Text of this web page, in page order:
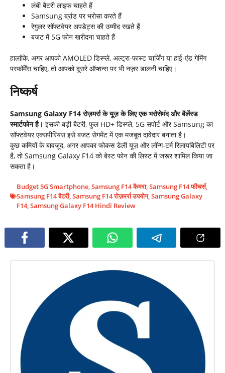
लंबी बैटरी लाइफ चाहते हैं
Samsung ब्रांड पर भरोसा करते हैं
रेगुलर सॉफ्टवेयर अपडेट्स की उम्मीद रखते हैं
बजट में 5G फोन खरीदना चाहते हैं
हालांकि, अगर आपको AMOLED डिस्प्ले, अल्ट्रा-फास्ट चार्जिंग या हाई-एंड गेमिंग
परफॉर्मेंस चाहिए, तो आपको दूसरे ऑप्शन्स पर भी नज़र डालनी चाहिए।
निष्कर्ष
Samsung Galaxy F14 रोज़मर्रा के यूज़ के लिए एक भरोसेमंद और बैलेंस्ड
स्मार्टफोन है। इसकी बड़ी बैटरी, फुल HD+ डिस्प्ले, 5G सपोर्ट और Samsung का
सॉफ्टवेयर एक्सपीरियंस इसे बजट सेगमेंट में एक मजबूत दावेदार बनाता है।
कुछ कमियों के बावजूद, अगर आपका फोकस डेली यूज़ और लॉन्ग-टर्म रिलायबिलिटी पर
है, तो Samsung Galaxy F14 को बेस्ट फोन की लिस्ट में जरूर शामिल किया जा
सकता है।
Budget 5G Smartphone,Samsung F14 कैमरा,Samsung F14 फीचर्स,
Samsung F14 बैटरी,Samsung F14 रोज़मर्रा उपयोग,Samsung Galaxy
F14,Samsung Galaxy F14 Hindi Review